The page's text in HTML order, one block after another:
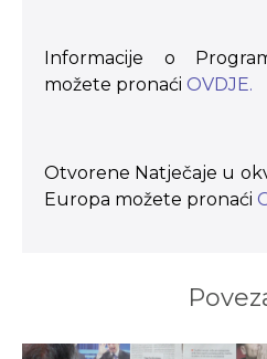
Informacije o
možete pronaći OVDJE.
Otvorene Natječaje u
Europa možete pronaći